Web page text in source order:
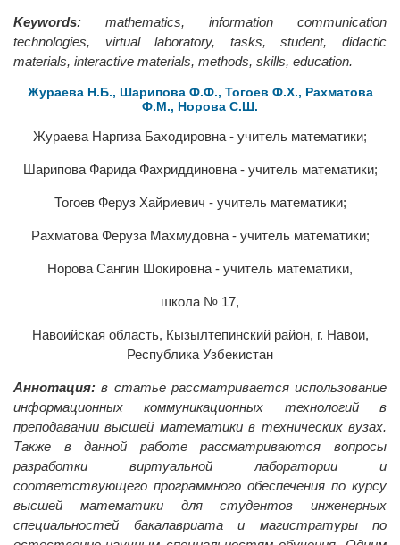
Keywords: mathematics, information communication
technologies, virtual laboratory, tasks, student, didactic
materials, interactive materials, methods, skills, education.
Жураева Н.Б., Шарипова Ф.Ф., Тогоев Ф.Х., Рахматова
Ф.М., Норова С.Ш.
Жураева Наргиза Баходировна - учитель математики;
Шарипова Фарида Фахриддиновна - учитель математики;
Тогоев Феруз Хайриевич - учитель математики;
Рахматова Феруза Махмудовна - учитель математики;
Норова Сангин Шокировна - учитель математики,
школа № 17,
Навоийская область, Кызылтепинский район, г. Навои,
Республика Узбекистан
Аннотация: в статье рассматривается использование
информационных коммуникационных технологий в
преподавании высшей математики в технических вузах.
Также в данной работе рассматриваются вопросы
разработки виртуальной лаборатории и
соответствующего программного обеспечения по курсу
высшей математики для студентов инженерных
специальностей бакалавриата и магистратуры по